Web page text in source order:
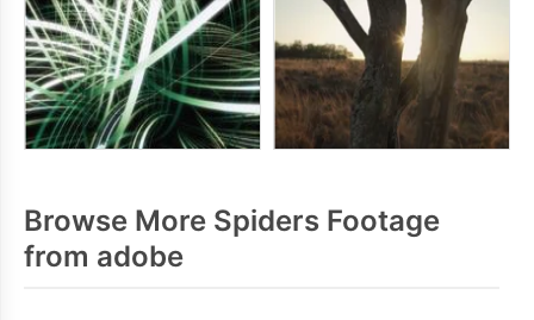
Browse More Spiders Footage
from adobe